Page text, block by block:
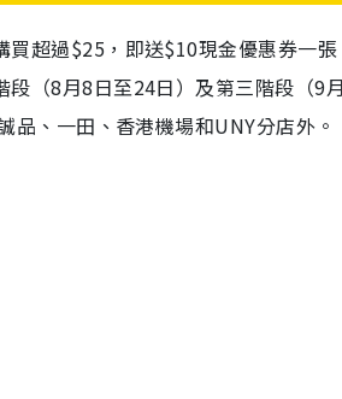
買超過$25，即送$10現金優惠券一
（8月8日至24日）及第三階段（9
、一田、香港機場和UNY分店外。